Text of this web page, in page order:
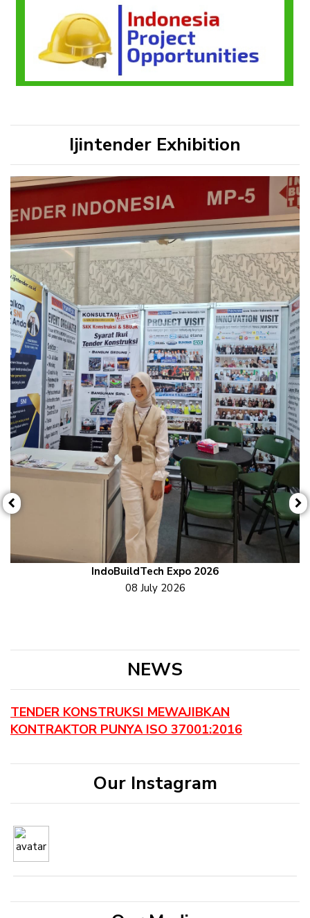
Ijintender Exhibition
IndoBuildTech Expo 2026
08 July 2026
Previous
NEWS
TENDER KONSTRUKSI MEWAJIBKAN
KONTRAKTOR PUNYA ISO 37001:2016
Our Instagram